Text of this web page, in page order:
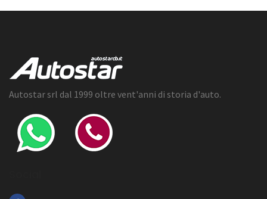
Autostar srl dal 1999 oltre vent'anni di storia d'auto.